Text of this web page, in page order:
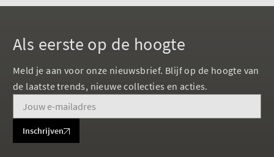
Als eerste op de hoogte
Meld je aan voor onze nieuwsbrief. Blijf op de hoogte van
de laatste trends, nieuwe collecties en acties.
Inschrijven